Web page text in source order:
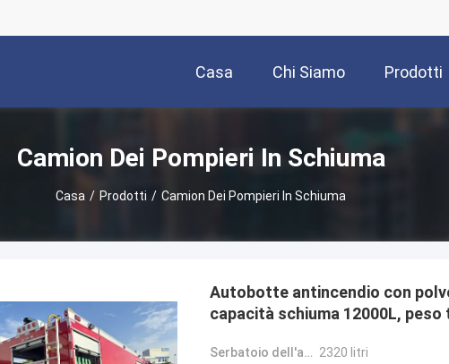
Casa Chi Siamo Prodotti
Camion Dei Pompieri In Schiuma
Casa / Prodotti / Camion Dei Pompieri In Schiuma
Autobotte antincendio con
capacità schiuma 12000L, peso
Serbatoio dell'acqua: 2320 litri